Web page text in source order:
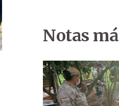
Notas